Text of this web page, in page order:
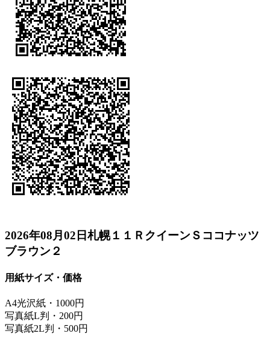
2026年08月02日札幌１１ＲクイーンＳココナッツ
ブラウン２
用紙サイズ・価格
A4光沢紙・1000円
写真紙L判・200円
写真紙2L判・500円